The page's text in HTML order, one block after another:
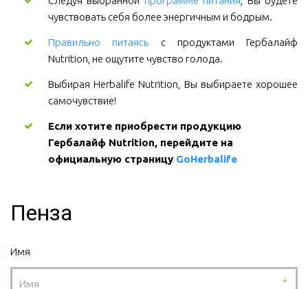
чувствовать себя более энергичным и бодрым.
Правильно питаясь с продуктами Гербалайф
Nutrition, не ощутите чувство голода.
Выбирая Herbalife Nutrition, Вы выбираете хорошее
самочувствие!
Если хотите приобрести продукцию
Гербалайф Nutrition, перейдите на
официальную страницу GoHerbalife
Пенза
Имя
*